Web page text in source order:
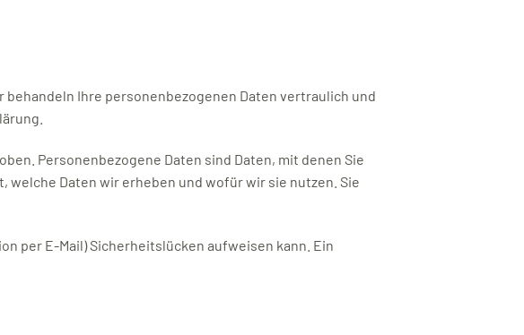
Ihre personenbezogenen Daten vertraulich und
Personenbezogene Daten sind Daten, mit denen Sie
Daten wir erheben und wofür wir sie nutzen. Sie
per E-Mail) Sicherheitslücken aufweisen kann. Ein